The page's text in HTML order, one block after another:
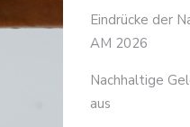
Eindrücke der
AM 2026
Nachhaltige
aus